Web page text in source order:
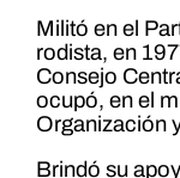
Militó en el
rodista, en
Consejo
ocupó, en el
Organización
Brindó su